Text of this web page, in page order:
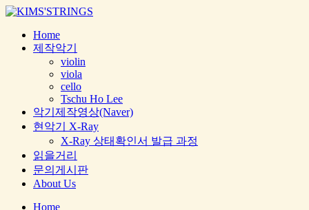
Home
제작악기
violin
viola
cello
Tschu Ho Lee
악기제작영상(Naver)
현악기 X-Ray
X-Ray 상태확인서 발급 과정
읽을거리
문의게시판
About Us
Home